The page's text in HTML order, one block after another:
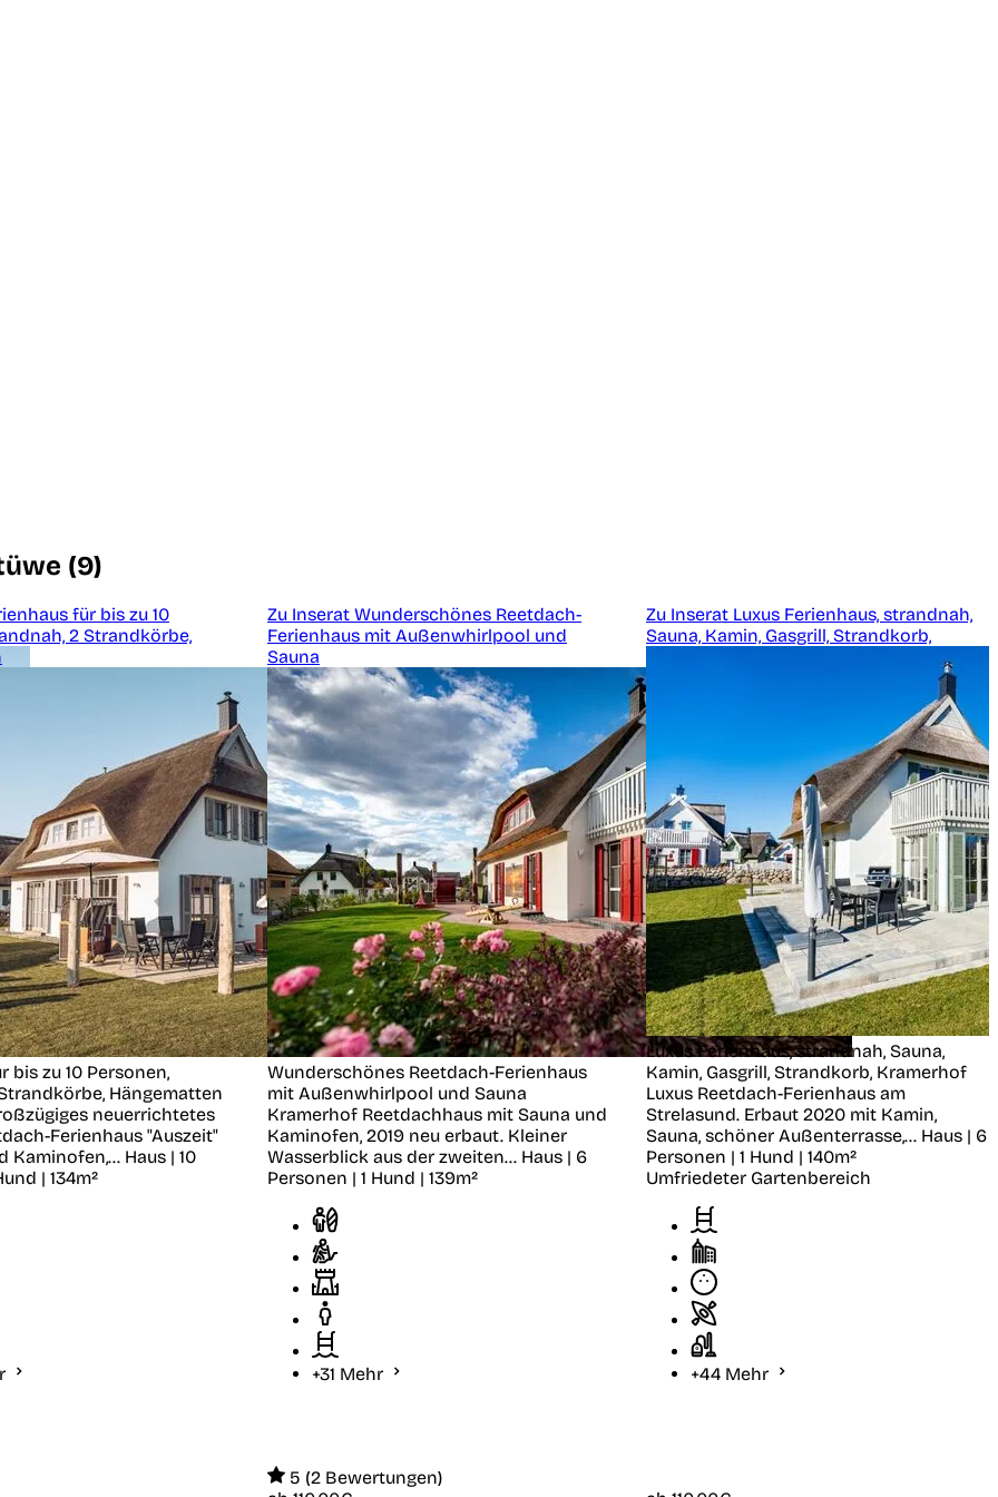
(9)
für bis zu 10
2 Strandkörbe,
bis zu 10 Personen,
Hängematten
neuerrichtetes
Ferienhaus "Auszeit"
Kaminofen,... Haus | 10
| 134m²
Zu Inserat Wunderschönes Reetdach-
Ferienhaus mit Außenwhirlpool und
Sauna
Wunderschönes Reetdach-Ferienhaus
mit Außenwhirlpool und Sauna
Kramerhof Reetdachhaus mit Sauna und
Kaminofen, 2019 neu erbaut. Kleiner
Wasserblick aus der zweiten... Haus | 6
Personen | 1 Hund | 139m²
+31 Mehr
5 (2 Bewertungen)
Zu Inserat Luxus Ferienhaus, strandnah,
Sauna, Kamin, Gasgrill, Strandkorb,
Luxus Ferienhaus, strandnah, Sauna,
Kamin, Gasgrill, Strandkorb, Kramerhof
Luxus Reetdach-Ferienhaus am
Strelasund. Erbaut 2020 mit Kamin,
Sauna, schöner Außenterrasse,... Haus | 6
Personen | 1 Hund | 140m²
Umfriedeter Gartenbereich
+44 Mehr